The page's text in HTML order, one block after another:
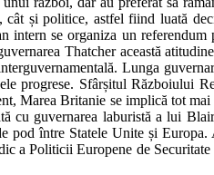
și politice, astfel fiind luată
se organiza un referendum
Thatcher această
Lunga
progrese. Sfârșitul Războiului
Marea Britanie se implică tot
cu guvernarea laburistă a lui
pod între Statele Unite și
a Politicii Europene de Securitate